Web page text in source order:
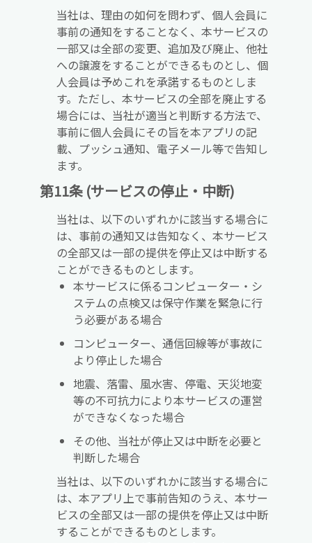
当社は、理由の如何を問わず、個人会員に
事前の通知をすることなく、本サービスの
一部又は全部の変更、追加及び廃止、他社
への譲渡をすることができるものとし、個
人会員は予めこれを承諾するものとしま
す。ただし、本サービスの全部を廃止する
場合には、当社が適当と判断する方法で、
事前に個人会員にその旨を本アプリの記
載、プッシュ通知、電子メール等で告知し
ます。
第11条 (サービスの停止・中断)
当社は、以下のいずれかに該当する場合に
は、事前の通知又は告知なく、本サービス
の全部又は一部の提供を停止又は中断する
ことができるものとします。
本サービスに係るコンピューター・シ
ステムの点検又は保守作業を緊急に行
う必要がある場合
コンピューター、通信回線等が事故に
より停止した場合
地震、落雷、風水害、停電、天災地変
等の不可抗力により本サービスの運営
ができなくなった場合
その他、当社が停止又は中断を必要と
判断した場合
当社は、以下のいずれかに該当する場合に
は、本アプリ上で事前告知のうえ、本サー
ビスの全部又は一部の提供を停止又は中断
することができるものとします。